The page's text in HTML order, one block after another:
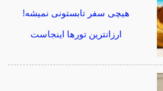
هیچی سفر تابستونی نمیشه!
ارزانترین تورها اینجاست